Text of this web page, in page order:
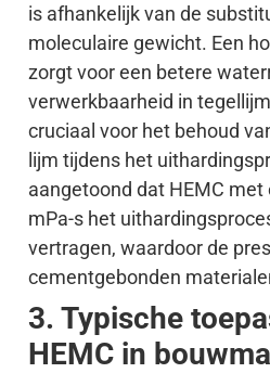
is afhankelijk van de
moleculaire gewicht. Een
zorgt voor een betere
verwerkbaarheid in
cruciaal voor het behoud
lijm tijdens het
aangetoond dat HEMC
mPa-s het
vertragen, waardoor de
cementgebonden
3. Typische
HEMC in